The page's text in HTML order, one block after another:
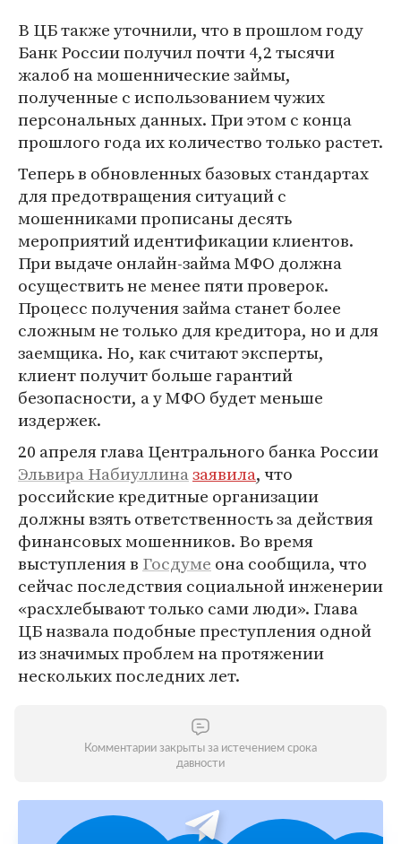
В ЦБ также уточнили, что в прошлом году
Банк России получил почти 4,2 тысячи
жалоб на мошеннические займы,
полученные с использованием чужих
персональных данных. При этом с конца
прошлого года их количество только растет.
Теперь в обновленных базовых стандартах
для предотвращения ситуаций с
мошенниками прописаны десять
мероприятий идентификации клиентов.
При выдаче онлайн-займа МФО должна
осуществить не менее пяти проверок.
Процесс получения займа станет более
сложным не только для кредитора, но и для
заемщика. Но, как считают эксперты,
клиент получит больше гарантий
безопасности, а у МФО будет меньше
издержек.
20 апреля глава Центрального банка России
Эльвира Набиуллиназаявила, что
российские кредитные организации
должны взять ответственность за действия
финансовых мошенников. Во время
выступления в Госдуме она сообщила, что
сейчас последствия социальной инженерии
«расхлебывают только сами люди». Глава
ЦБ назвала подобные преступления одной
из значимых проблем на протяжении
нескольких последних лет.
Комментарии закрыты за истечением срока
давности